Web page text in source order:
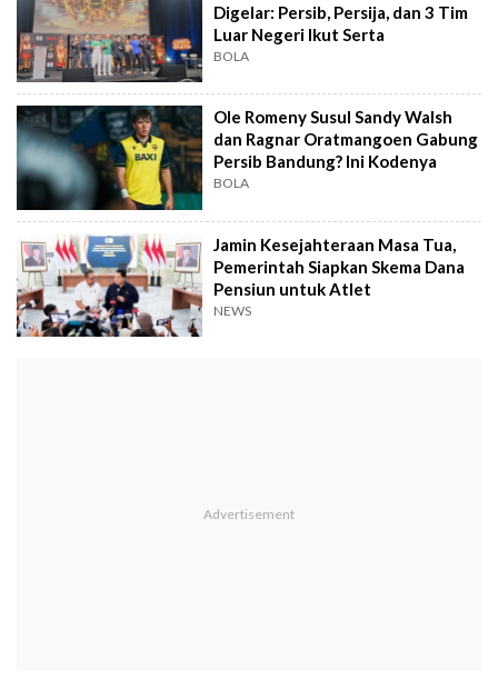
Digelar: Persib, Persija, dan 3 Tim
Luar Negeri Ikut Serta
BOLA
Ole Romeny Susul Sandy Walsh
dan Ragnar Oratmangoen Gabung
Persib Bandung? Ini Kodenya
BOLA
Jamin Kesejahteraan Masa Tua,
Pemerintah Siapkan Skema Dana
Pensiun untuk Atlet
NEWS